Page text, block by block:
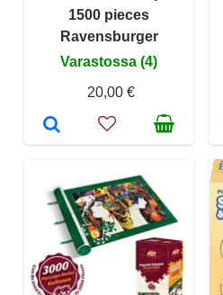
1500 pieces
Ravensburger
Varastossa (4)
20,00 €